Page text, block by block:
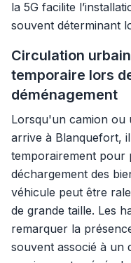
la 5G facilite
souvent déterminant
Circulation
temporaire lors
déménagement
Lorsqu'un camion ou
arrive à Blanquefort,
temporairement pour
déchargement des
véhicule peut être
de grande taille. Les
remarquer la
souvent associé à un